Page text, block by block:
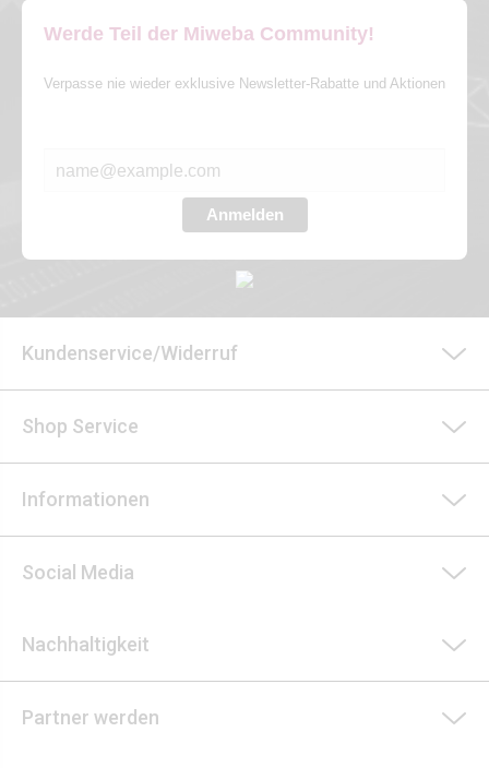
Werde Teil der Miweba Community!
Verpasse nie wieder exklusive Newsletter-Rabatte und Aktionen
Anmelden
Kundenservice/Widerruf
Shop Service
Informationen
Social Media
Nachhaltigkeit
Partner werden